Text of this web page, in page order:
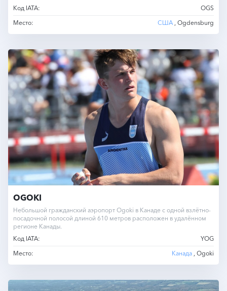
Код IATA:
OGS
Место:
США , Ogdensburg
OGOKI
Небольшой гражданский аэропорт Ogoki в Канаде с одной взлётно-
посадочной полосой длиной 610 метров расположен в удалённом
регионе Канады.
Код IATA:
YOG
Место:
Канада , Ogoki